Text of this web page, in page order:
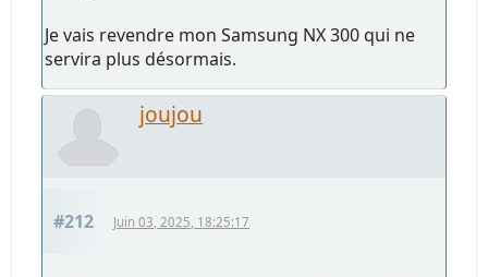
Je vais revendre mon Samsung NX 300 qui ne
servira plus désormais.
joujou
#212 Juin 03, 2025, 18:25:17